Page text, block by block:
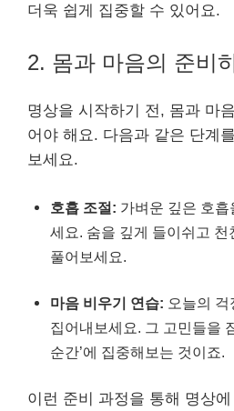
더욱 쉽게 집중할 수 있어요.
2. 몸과 마음의 준비
명상을 시작하기 전, 몸과 마
어야 해요. 다음과 같은 단계
보세요.
호흡 조절: 가벼운 깊은 호
세요. 숨을 깊게 들이쉬고
풀어보세요.
마음 비우기 연습: 오늘의 걱
집어내보세요. 그 고민들을
순간’에 집중해보는 것이죠.
이런 준비 과정을 통해 명상